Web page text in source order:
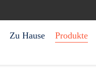
Zu Hause Produkte